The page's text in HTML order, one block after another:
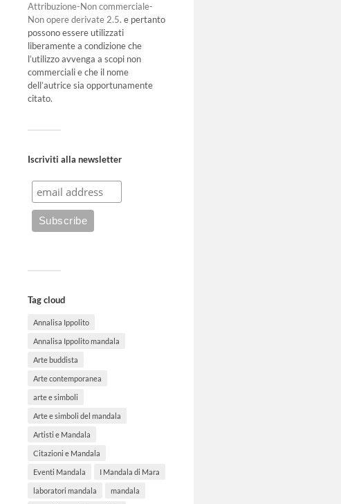
Attribuzione-Non commerciale-
Non opere derivate 2.5. e pertanto
possono essere utilizzati
liberamente a condizione che
l’utilizzo avvenga a scopi non
commerciali e che il nome
dell’autrice sia opportunamente
citato.
Iscriviti alla newsletter
Tag cloud
Annalisa Ippolito
Annalisa Ippolito mandala
Arte buddista
Arte contemporanea
arte e simboli
Arte e simboli del mandala
Artisti e Mandala
Citazioni e Mandala
Eventi Mandala I Mandala di Mara
laboratori mandala mandala